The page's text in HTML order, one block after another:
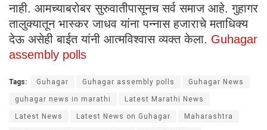
नाही. आमच्याबरोबर सुरुवातीपासूनच सर्व समाज आहे. गुहागर
तालुक्यातून भास्कर जाधव यांना पन्नास हजाराचे मताधिक्य
देऊ असेही बाईत यांनी आत्मविश्वास व्यक्त केला. Guhagar
assembly polls
Tags: Guhagar Guhagar assembly polls Guhagar News
guhagar news in marathi Latest Marathi News
Latest News Latest News on Guhagar Maharashtra